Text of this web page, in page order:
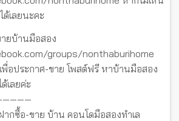
ด้เลยนะคะ
ยบ้านมือสอง
groups/nonthaburihome
พื่อประกาศ-ขาย โพสต์ฟรี หาบ้านมือสอง
เลยค่ะ
กซื้อ-ขาย บ้าน คอนโดมือสองทำเล